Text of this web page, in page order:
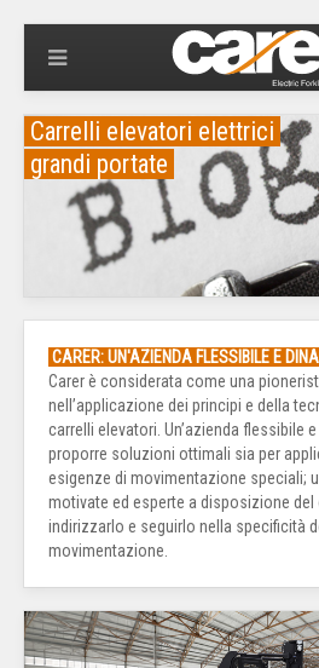
Carrelli elevatori elettrici
grandi portate
CARER: UN'AZIENDA FLESSIBILE E
Carer è considerata come una
nell’applicazione dei principi e della
carrelli elevatori. Un’azienda flessibile
proporre soluzioni ottimali sia per
esigenze di movimentazione speciali;
motivate ed esperte a disposizione
indirizzarlo e seguirlo nella specificità
movimentazione.